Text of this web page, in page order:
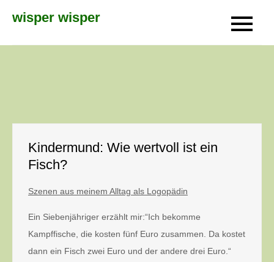
wisper wisper
Kindermund: Wie wertvoll ist ein
Fisch?
Szenen aus meinem Alltag als Logopädin
Ein Siebenjähriger erzählt mir:“Ich bekomme
Kampffische, die kosten fünf Euro zusammen. Da kostet
dann ein Fisch zwei Euro und der andere drei Euro.“